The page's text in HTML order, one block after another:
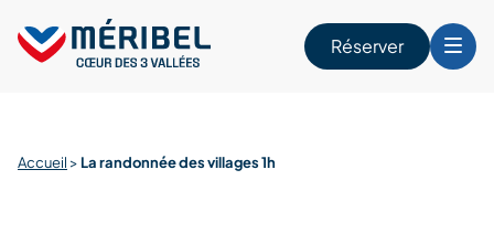
content
Réserver
Accueil > La randonnée des villages 1h